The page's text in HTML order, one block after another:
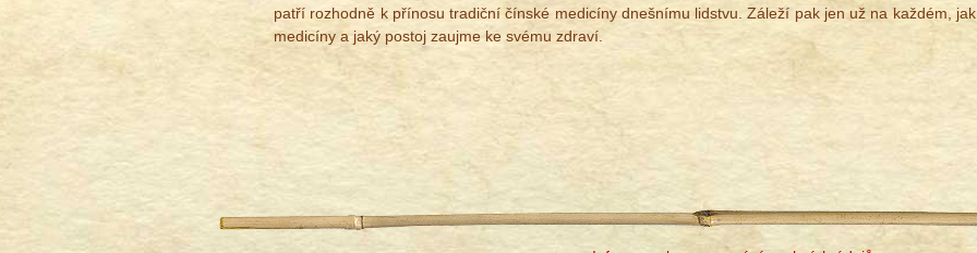
patří rozhodně k přínosu tradiční čínské medicíny dnešnímu lidstvu. Záleží pak jen už na každém,
medicíny a jaký postoj zaujme ke svému zdraví.